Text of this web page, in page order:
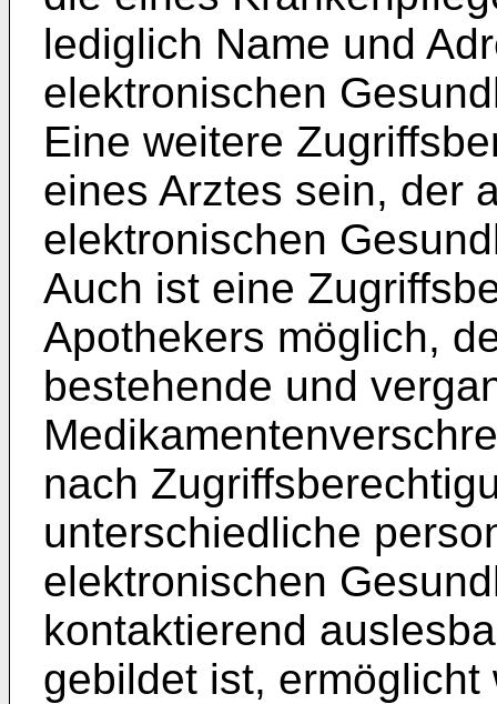
lediglich Name und
elektronischen
Eine weitere
eines Arztes sein, der
elektronischen
Auch ist eine
Apothekers möglich,
bestehende und
nach
unterschiedliche
elektronischen
kontaktierend
gebildet ist, ermöglicht